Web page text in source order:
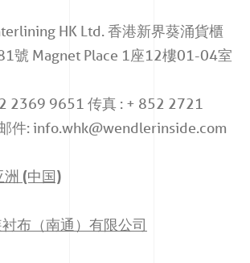
HK Ltd. 香港新界葵涌貨櫃
號 Magnet Place 1座12樓01-04室
2369 9651 传真 : + 852 2721
件: info.whk@wendlerinside.com
(中国)
布（南通）有限公司